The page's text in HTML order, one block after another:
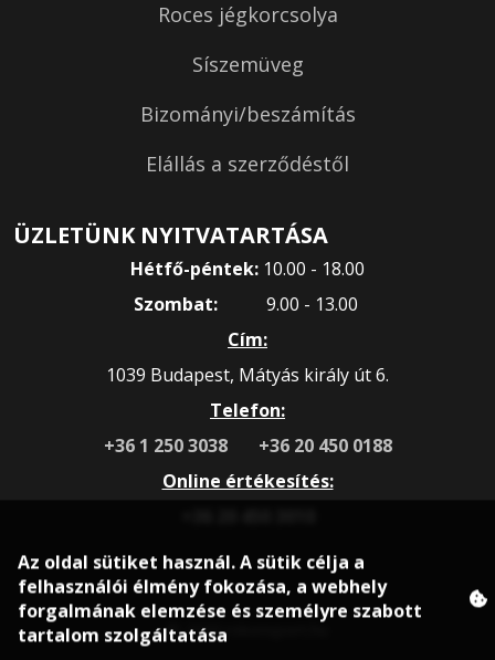
Roces jégkorcsolya
Síszemüveg
Bizományi/beszámítás
Elállás a szerződéstől
ÜZLETÜNK NYITVATARTÁSA
Hétfő-péntek: 10.00 - 18.00
Szombat:
9.00 - 13.00
Cím:
1039 Budapest, Mátyás király út 6.
Telefon:
+36 1 250 3038
+36 20 450 0188
Online értékesítés:
© 2020 rokonsport.hu
Az oldal sütiket használ. A sütik célja a
felhasználói élmény fokozása, a webhely
forgalmának elemzése és személyre szabott
tartalom szolgáltatása